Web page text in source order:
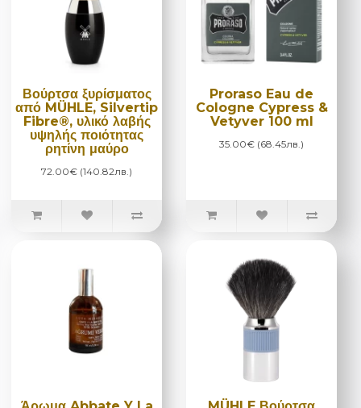
Βούρτσα ξυρίσματος
από MÜHLE, Silvertip
Fibre®, υλικό λαβής
υψηλής ποιότητας
ρητίνη μαύρο
72.00€ (140.82лв.)
Proraso Eau de
Cologne Cypress &
Vetyver 100 ml
35.00€ (68.45лв.)